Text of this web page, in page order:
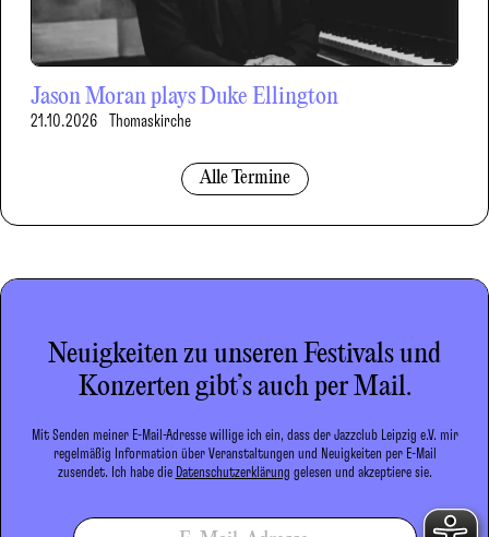
Jason Moran plays Duke Ellington
21.10.2026 Thomaskirche
Alle Termine
Neuigkeiten zu unseren Festivals und
Konzerten gibt’s auch per Mail.
Mit Senden meiner E-Mail-Adresse willige ich ein, dass der Jazzclub Leipzig e.V. mir
regelmäßig Information über Veranstaltungen und Neuigkeiten per E-Mail
zusendet. Ich habe die Datenschutzerklärung gelesen und akzeptiere sie.